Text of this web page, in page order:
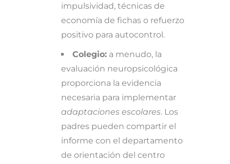
impulsividad, técnicas de
economía de fichas o refuerzo
positivo para autocontrol.
Colegio: a menudo, la
evaluación neuropsicológica
proporciona la evidencia
necesaria para implementar
adaptaciones escolares. Los
padres pueden compartir el
informe con el departamento
de orientación del centro